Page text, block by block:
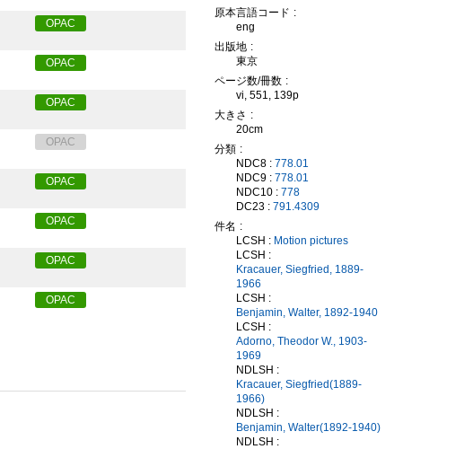
OPAC
OPAC
OPAC
OPAC
OPAC
OPAC
OPAC
OPAC
原本言語コード
eng
出版地
東京
ページ数/冊数
vi, 551, 139p
大きさ
20cm
分類
NDC8 : 778.01
NDC9 : 778.01
NDC10 : 778
DC23 : 791.4309
件名
LCSH : Motion pictures
LCSH :
Kracauer, Siegfried, 1889-
1966
LCSH :
Benjamin, Walter, 1892-1940
LCSH :
Adorno, Theodor W., 1903-
1969
NDLSH :
Kracauer, Siegfried(1889-
1966)
NDLSH :
Benjamin, Walter(1892-1940)
NDLSH :